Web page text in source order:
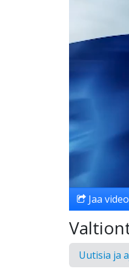
Jaa video
Uutisia ja